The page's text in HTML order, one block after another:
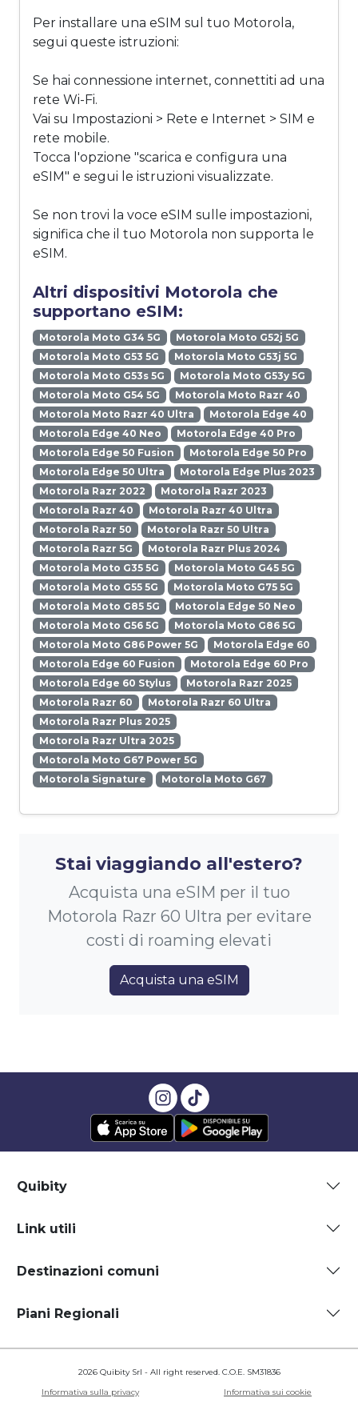
Per installare una eSIM sul tuo Motorola,
segui queste istruzioni:
Se hai connessione internet, connettiti ad una
rete Wi-Fi.
Vai su Impostazioni > Rete e Internet > SIM e
rete mobile.
Tocca l'opzione "scarica e configura una
eSIM" e segui le istruzioni visualizzate.
Se non trovi la voce eSIM sulle impostazioni,
significa che il tuo Motorola non supporta le
eSIM.
Altri dispositivi Motorola che
supportano eSIM:
Motorola Moto G34 5G
Motorola Moto G52j 5G
Motorola Moto G53 5G
Motorola Moto G53j 5G
Motorola Moto G53s 5G
Motorola Moto G53y 5G
Motorola Moto G54 5G
Motorola Moto Razr 40
Motorola Moto Razr 40 Ultra
Motorola Edge 40
Motorola Edge 40 Neo
Motorola Edge 40 Pro
Motorola Edge 50 Fusion
Motorola Edge 50 Pro
Motorola Edge 50 Ultra
Motorola Edge Plus 2023
Motorola Razr 2022
Motorola Razr 2023
Motorola Razr 40
Motorola Razr 40 Ultra
Motorola Razr 50
Motorola Razr 50 Ultra
Motorola Razr 5G
Motorola Razr Plus 2024
Motorola Moto G35 5G
Motorola Moto G45 5G
Motorola Moto G55 5G
Motorola Moto G75 5G
Motorola Moto G85 5G
Motorola Edge 50 Neo
Motorola Moto G56 5G
Motorola Moto G86 5G
Motorola Moto G86 Power 5G
Motorola Edge 60
Motorola Edge 60 Fusion
Motorola Edge 60 Pro
Motorola Edge 60 Stylus
Motorola Razr 2025
Motorola Razr 60
Motorola Razr 60 Ultra
Motorola Razr Plus 2025
Motorola Razr Ultra 2025
Motorola Moto G67 Power 5G
Motorola Signature
Motorola Moto G67
Stai viaggiando all'estero?
Acquista una eSIM per il tuo
Motorola Razr 60 Ultra per evitare
costi di roaming elevati
Acquista una eSIM
Quibity
Link utili
Destinazioni comuni
Piani Regionali
2026 Quibity Srl - All right reserved. C.O.E. SM31836
Informativa sulla privacy
Informativa sui cookie